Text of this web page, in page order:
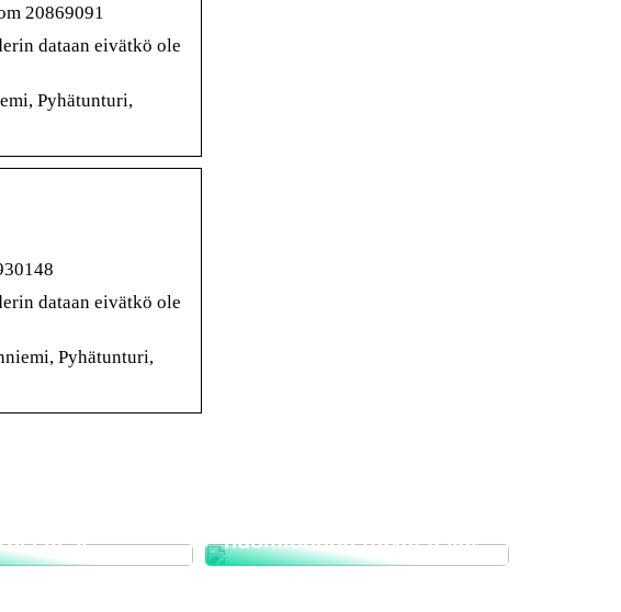
20869091
dataan eivätkö ole
Pyhätunturi,
dataan eivätkö ole
Pyhätunturi,
huomioonotettavat asiat